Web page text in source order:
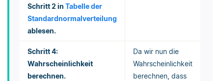
Schritt 2 in Tabelle der
Standardnormalverteilung
ablesen.
Schritt 4:
Wahrscheinlichkeit
berechnen.
Da wir nun die
Wahrscheinlichkeit
berechnen, dass